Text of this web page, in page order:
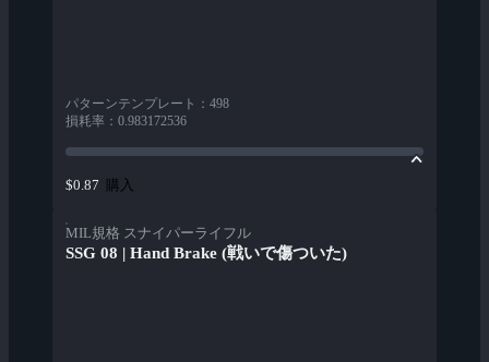
パターンテンプレート ： 498
損耗率 ： 0.983172536
$0.87 購入
MIL規格 スナイパーライフル
SSG 08 | Hand Brake (戦いで傷ついた)